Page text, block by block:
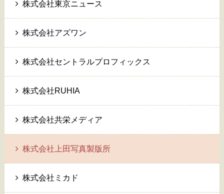
株式会社東京ニュース
株式会社アズワン
株式会社セントラルプロフィックス
株式会社RUHIA
株式会社共栄メディア
株式会社上田写真製版所
株式会社ミカド